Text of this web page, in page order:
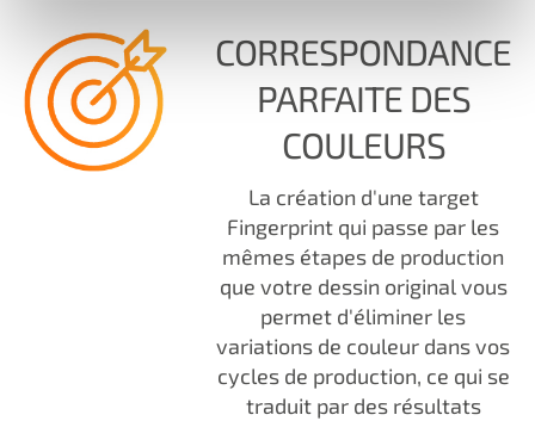
CORRESPONDANCE
PARFAITE DES
COULEURS
La création d'une target
Fingerprint qui passe par les
mêmes étapes de production
que votre dessin original vous
permet d'éliminer les
variations de couleur dans vos
cycles de production, ce qui se
traduit par des résultats